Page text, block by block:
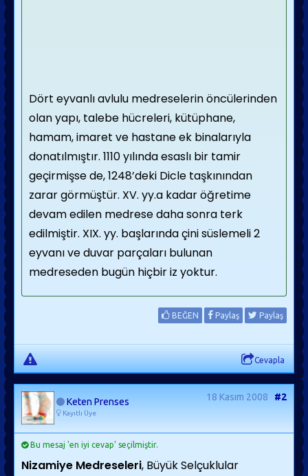
Dört eyvanlı avlulu medreselerin öncülerinden
olan yapı, talebe hücreleri, kütüphane,
hamam, imaret ve hastane ek binalarıyla
donatılmıştır. 1110 yılında esaslı bir tamir
geçirmişse de, 1248’deki Dicle taşkınından
zarar görmüştür. XV. yy.a kadar öğretime
devam edilen medrese daha sonra terk
edilmiştir. XIX. yy. başlarında çini süslemeli 2
eyvanı ve duvar parçaları bulunan
medreseden bugün hiçbir iz yoktur.
BEĞEN Paylaş Paylaş
Cevapla
Keten Prenses
Kayıtlı Üye
18 Kasım 2008 #2
Bu mesaj 'en iyi cevap' seçilmiştir.
Nizamiye Medreseleri, Büyük Selçuklular